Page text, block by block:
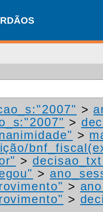
>
>
>
>
>
>
>